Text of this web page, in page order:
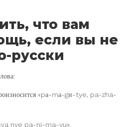
что вам
если вы не
русски
«pа-mа-gи-tye, pa-zha-
nye pa-ni-ma-yu».